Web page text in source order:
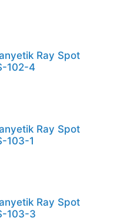
Ray Spot
102-4
Ray Spot
103-1
Ray Spot
103-3